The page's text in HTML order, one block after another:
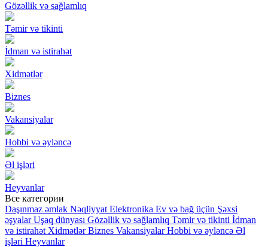
Gözəllik və sağlamlıq
Təmir və tikinti
İdman və istirahət
Xidmətlər
Biznes
Vakansiyalar
Hobbi və əyləncə
Əl işləri
Heyvanlar
Все категории
Daşınmaz əmlak Nəqliyyat Elektronika Ev və bağ üçün Şəxsi
əşyalar Uşaq dünyası Gözəllik və sağlamlıq Təmir və tikinti İdman
və istirahət Xidmətlər Biznes Vakansiyalar Hobbi və əyləncə Əl
işləri Heyvanlar